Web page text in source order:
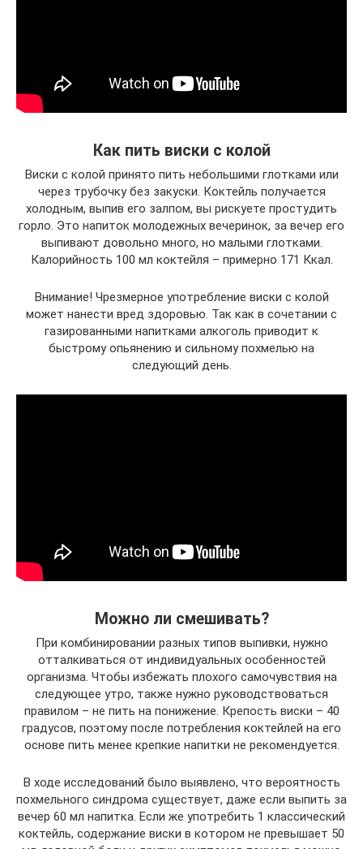
Как пить виски с колой
Виски с колой принято пить небольшими глотками или
через трубочку без закуски. Коктейль получается
холодным, выпив его залпом, вы рискуете простудить
горло. Это напиток молодежных вечеринок, за вечер его
выпивают довольно много, но малыми глотками.
Калорийность 100 мл коктейля – примерно 171 Ккал.
Внимание! Чрезмерное употребление виски с колой
может нанести вред здоровью. Так как в сочетании с
газированными напитками алкоголь приводит к
быстрому опьянению и сильному похмелью на
следующий день.
Можно ли смешивать?
При комбинировании разных типов выпивки, нужно
отталкиваться от индивидуальных особенностей
организма. Чтобы избежать плохого самочувствия на
следующее утро, также нужно руководствоваться
правилом – не пить на понижение. Крепость виски – 40
градусов, поэтому после потребления коктейлей на его
основе пить менее крепкие напитки не рекомендуется.
В ходе исследований было выявлено, что вероятность
похмельного синдрома существует, даже если выпить за
вечер 60 мл напитка. Если же употребить 1 классический
коктейль, содержание виски в котором не превышает 50